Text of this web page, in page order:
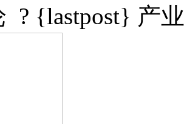
? {lastpost} 产